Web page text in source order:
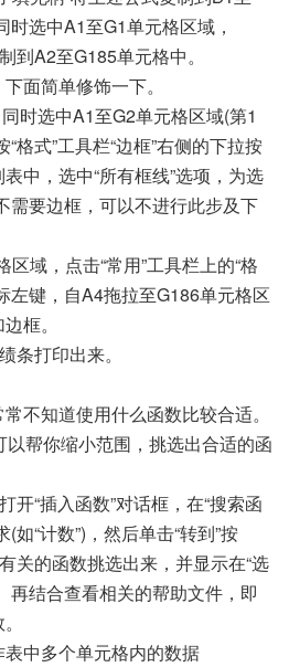
选中A1至G1单元格区域，
到A2至G185单元格中。
面简单修饰一下。
时选中A1至G2单元格区域(第1
格式”工具栏“边框”右侧的下拉按
中，选中“所有框线”选项，为选
需要边框，可以不进行此步及下
域，点击“常用”工具栏上的“格
左键，自A4拖拉至G186单元格区
框。
条打印出来。
不知道使用什么函数比较合适。
以帮你缩小范围，挑选出合适的函
开“插入函数”对话框，在“搜索函
如“计数”)，然后单击“转到”按
关的函数挑选出来，并显示在“选
再结合查看相关的帮助文件，即
中多个单元格内的数据